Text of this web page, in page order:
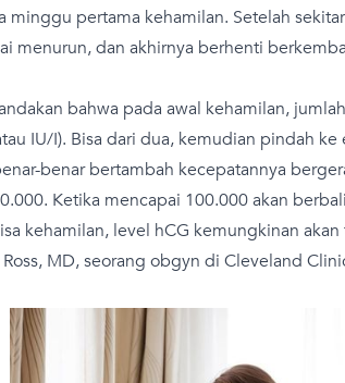
minggu pertama kehamilan. Setelah
menurun, dan akhirnya berhenti
bahwa pada awal kehamilan,
IU/I). Bisa dari dua, kemudian pindah
benar bertambah kecepatannya
Ketika mencapai 100.000 akan
kehamilan, level hCG kemungkinan
Ross, MD, seorang obgyn di Cleveland